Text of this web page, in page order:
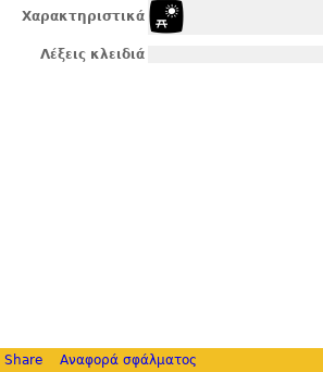
Χαρακτηριστικά
Λέξεις κλειδιά
Share Αναφορά σφάλματος